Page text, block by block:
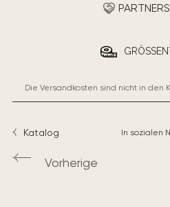
Die Versandkosten sind nicht in den
Katalog In sozialen
Vorherige